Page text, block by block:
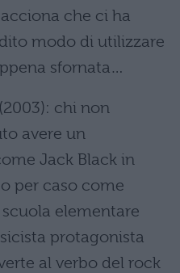
che ci ha
modo di utilizzare
sfornata…
(2003): chi non
avere un
Jack Black in
per caso come
elementare
protagonista
al verbo del rock